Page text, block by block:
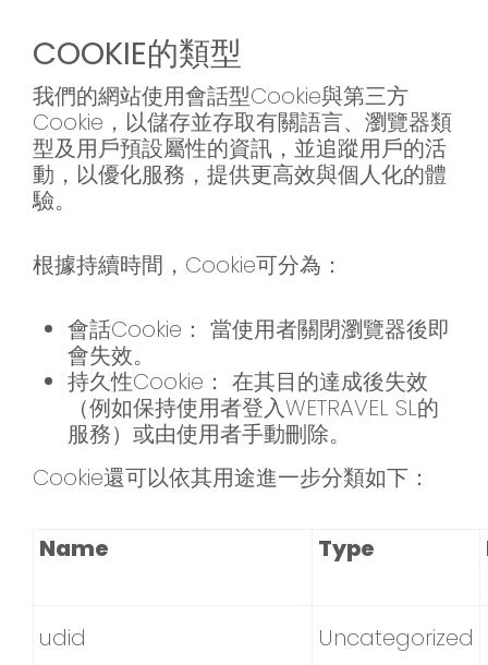
COOKIE的類型
我們的網站使用會話型Cookie與第三方
Cookie，以儲存並存取有關語言、瀏覽器類
型及用戶預設屬性的資訊，並追蹤用戶的活
動，以優化服務，提供更高效與個人化的體
驗。
根據持續時間，Cookie可分為：
會話Cookie： 當使用者關閉瀏覽器後即
會失效。
持久性Cookie： 在其目的達成後失效
（例如保持使用者登入WETRAVEL SL的
服務）或由使用者手動刪除。
Cookie還可以依其用途進一步分類如下：
Name Type
udid Uncategorized